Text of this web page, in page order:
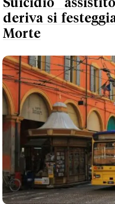
Suicidio
deriva si
Morte